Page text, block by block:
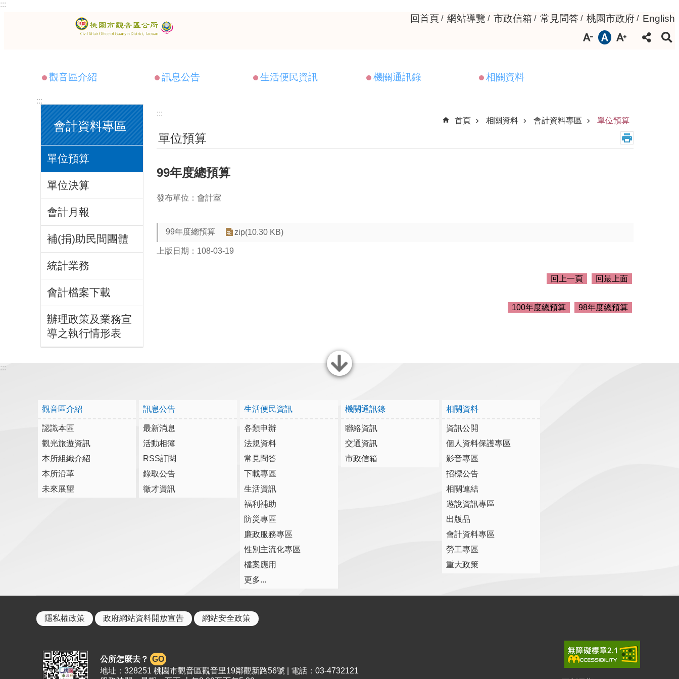
跳到主要內容區塊
:::
回首頁 網站導覽 市政信箱 常見問答 桃園市政府 English
觀音區介紹 訊息公告 生活便民資訊 機關通訊錄 相關資料
:::
會計資料專區
單位預算
單位決算
會計月報
補(捐)助民間團體
統計業務
會計檔案下載
辦理政策及業務宣
導之執行情形表
:::
首頁
相關資料 會計資料專區 單位預算
單位預算
99年度總預算
發布單位：會計室
99年度總預算 zip(10.30 KB)
上版日期：108-03-19
回上一頁 回最上面
100年度總預算 98年度總預算
關閉
:::
觀音區介紹
認識本區
觀光旅遊資訊
本所組織介紹
本所沿革
未來展望
訊息公告
最新消息
活動相簿
RSS訂閱
錄取公告
徵才資訊
生活便民資訊
各類申辦
法規資料
常見問答
下載專區
生活資訊
福利補助
防災專區
廉政服務專區
性別主流化專區
檔案應用
更多...
機關通訊錄
聯絡資訊
交通資訊
市政信箱
相關資料
資訊公開
個人資料保護專區
影音專區
招標公告
相關連結
遊說資訊專區
出版品
會計資料專區
勞工專區
重大政策
隱私權政策 政府網站資料開放宣告 網站安全政策
公所怎麼去？ GO
地址：328251 桃園市觀音區觀音里19鄰觀新路56號 | 電話：03-4732121